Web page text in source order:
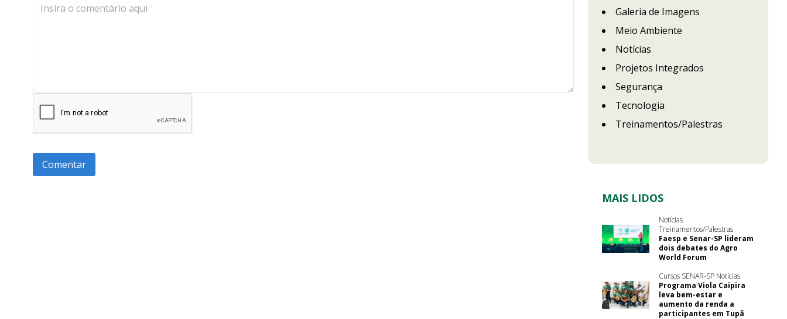
Galeria de Imagens
Meio Ambiente
Notícias
Projetos Integrados
Segurança
Tecnologia
Treinamentos/Palestras
MAIS LIDOS
Notícias
Treinamentos/Palestras
Faesp e Senar-SP lideram
dois debates do Agro
World Forum
Cursos SENAR-SP Notícias
Programa Viola Caipira
leva bem-estar e
aumento da renda a
participantes em Tupã